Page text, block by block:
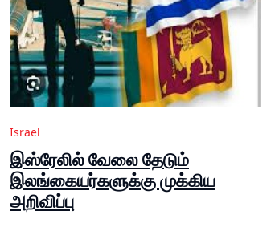
Israel
இஸ்ரேலில் வேலை தேடும்
இலங்கையர்களுக்கு முக்கிய
அறிவிப்பு